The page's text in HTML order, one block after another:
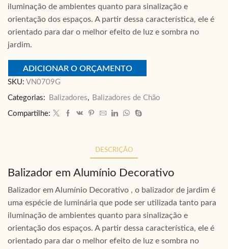
iluminação de ambientes quanto para sinalização e
orientação dos espaços. A partir dessa característica, ele é
orientado para dar o melhor efeito de luz e sombra no
jardim.
ADICIONAR O ORÇAMENTO
SKU: VN0709G
Categorias: Balizadores, Balizadores de Chão
Compartilhe:
DESCRIÇÃO
Balizador em Alumínio Decorativo
Balizador em Alumínio Decorativo , o balizador de jardim é
uma espécie de luminária que pode ser utilizada tanto para
iluminação de ambientes quanto para sinalização e
orientação dos espaços. A partir dessa característica, ele é
orientado para dar o melhor efeito de luz e sombra no